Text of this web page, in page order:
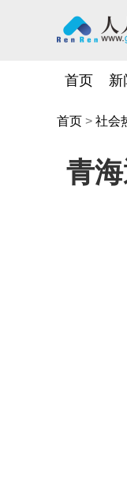
首页 新
首页 > 社会
青